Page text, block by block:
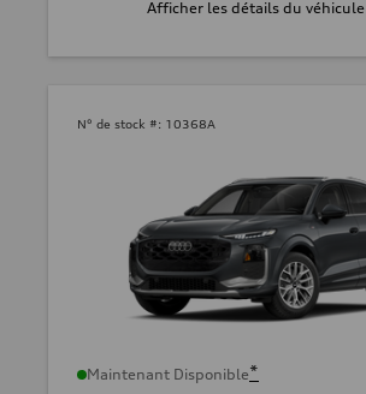
Afficher les détails du véhicule
N° de stock #: 10368A
Maintenant Disponible*